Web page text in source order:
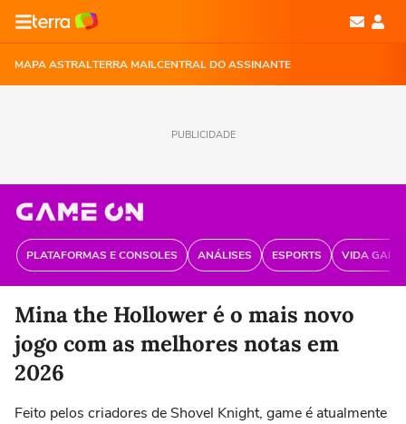
MAPA ASTRALTERRA MAILCENTRAL DO ASSINANTE
PUBLICIDADE
PLATAFORMAS E CONSOLES ANÁLISES ESPORTS VIDA
Mina the Hollower é o mais novo
jogo com as melhores notas em
2026
Feito pelos criadores de Shovel Knight, game é atualmente